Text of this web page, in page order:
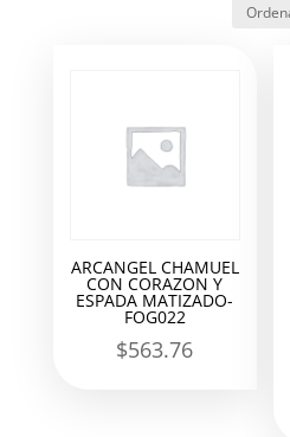
ARCANGEL CHAMUEL
CON CORAZON Y
ESPADA MATIZADO-
FOG022
$563.76